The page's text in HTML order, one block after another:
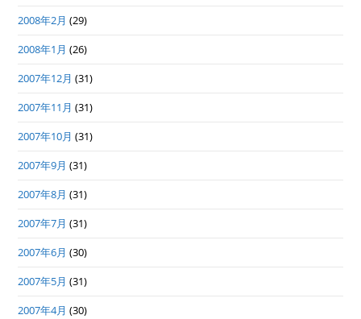
2008年2月 (29)
2008年1月 (26)
2007年12月 (31)
2007年11月 (31)
2007年10月 (31)
2007年9月 (31)
2007年8月 (31)
2007年7月 (31)
2007年6月 (30)
2007年5月 (31)
2007年4月 (30)